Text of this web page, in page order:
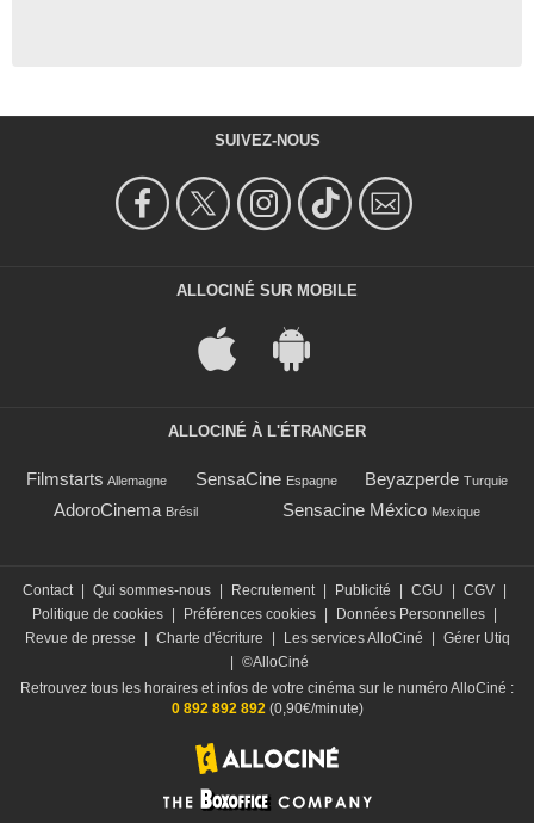
SUIVEZ-NOUS
ALLOCINÉ SUR MOBILE
ALLOCINÉ À L'ÉTRANGER
Filmstarts Allemagne SensaCine Espagne Beyazperde Turquie
AdoroCinema Brésil Sensacine México Mexique
Contact | Qui sommes-nous | Recrutement | Publicité | CGU | CGV |
Politique de cookies | Préférences cookies | Données Personnelles |
Revue de presse
| Charte d'écriture | Les services AlloCiné | Gérer Utiq
| ©AlloCiné
Retrouvez tous les horaires et infos de votre cinéma sur le numéro AlloCiné :
0 892 892 892 (0,90€/minute)